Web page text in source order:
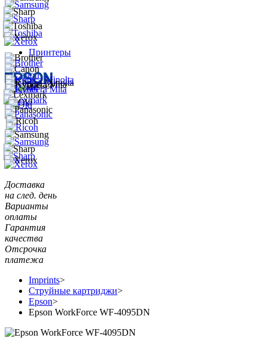
Принтеры
Доставка
на след. день
Варианты
оплаты
Гарантия
качества
Отсрочка
платежа
Imprints>
Струйные картриджи>
Epson>
Epson WorkForce WF-4095DN